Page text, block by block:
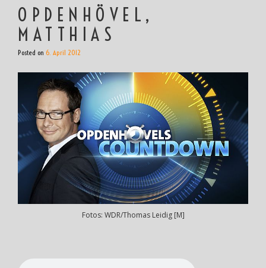
OPDENHÖVEL,
MATTHIAS
Posted on 6. April 2012
Fotos: WDR/Thomas Leidig [M]